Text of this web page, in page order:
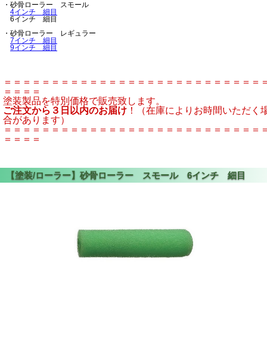
・砂骨ローラー スモール
4インチ 細目
6インチ 細目
・砂骨ローラー レギュラー
7インチ 細目
9インチ 細目
＝＝＝＝＝＝＝＝＝＝＝＝＝＝＝＝＝＝＝＝＝＝＝＝＝＝＝
＝＝＝＝
塗装製品を特別価格で販売致します。
ご注文から３日以内のお届け ！（在庫によりお時間いただく
合があります）
＝＝＝＝＝＝＝＝＝＝＝＝＝＝＝＝＝＝＝＝＝＝＝＝＝＝＝
＝＝＝＝